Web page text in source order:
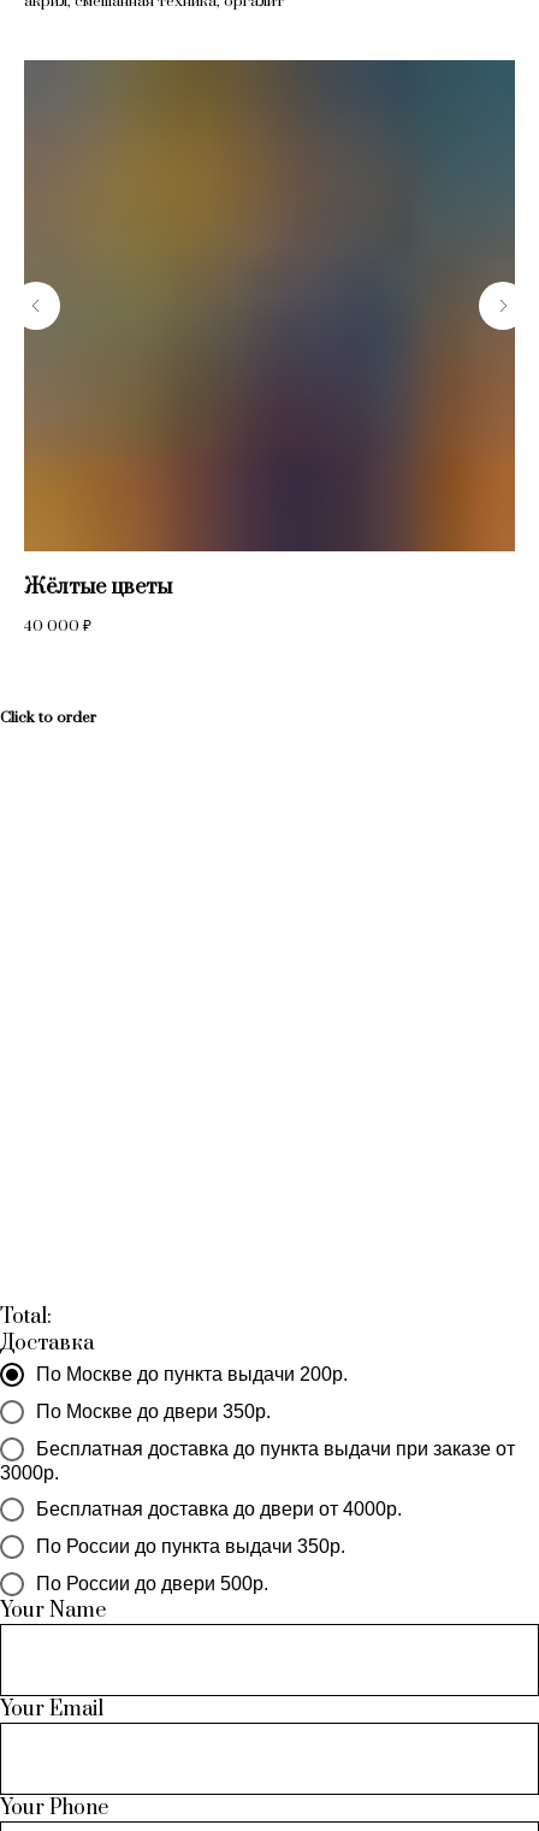
Жёлтые цветы
40 000 ₽
Click to order
Total:
Доставка
По Москве до пункта выдачи 200р.
По Москве до двери 350р.
Бесплатная доставка до пункта выдачи при заказе от
3000р.
Бесплатная доставка до двери от 4000р.
По России до пункта выдачи 350р.
По России до двери 500р.
Your Name
Your Email
Your Phone